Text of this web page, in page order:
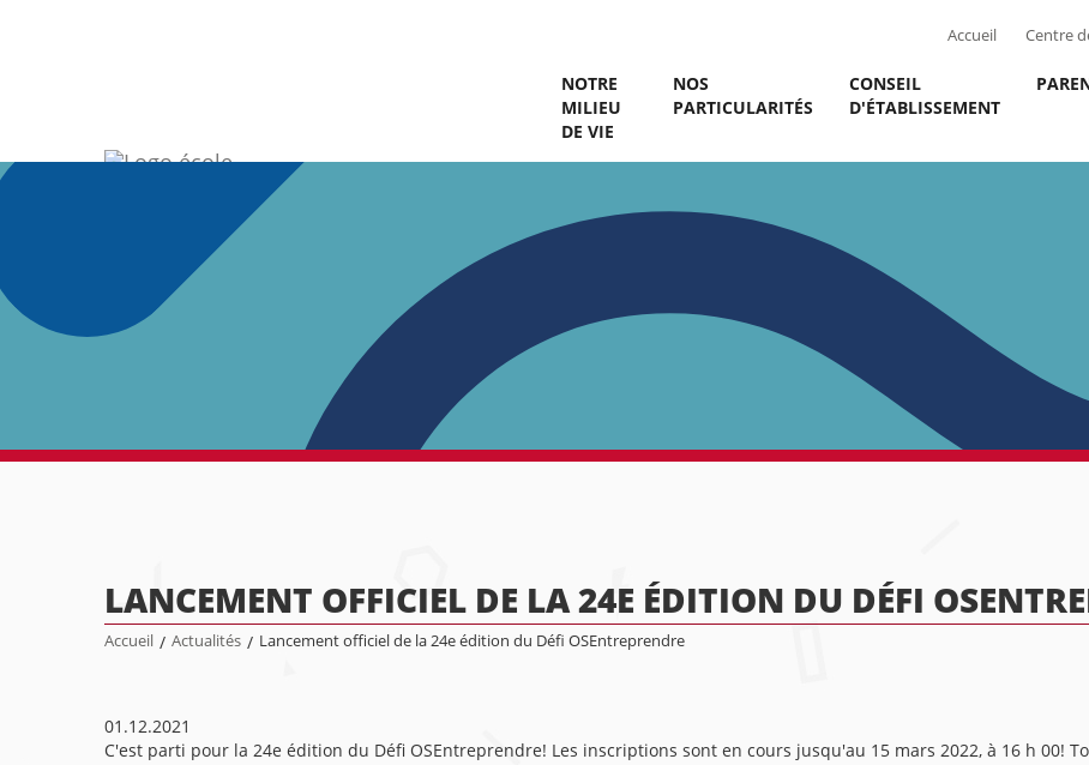
Accueil Centre
NOTRE
MILIEU
DE VIE
NOS
PARTICULARITÉS
CONSEIL
D'ÉTABLISSEMENT
LANCEMENT OFFICIEL DE LA 24E ÉDITION DU DÉFI
Accueil / Actualités / Lancement officiel de la 24e édition du Défi OSEntreprendre
01.12.2021
C'est parti pour la 24e édition du Défi OSEntreprendre! Les inscriptions sont en cours jusqu'au 15 mars 2022, à 16 h 00!